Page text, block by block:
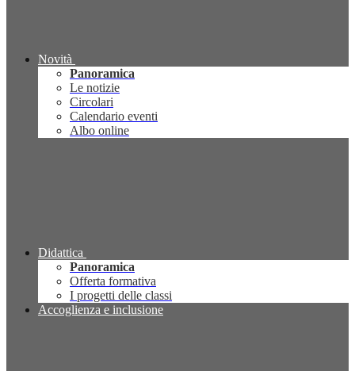
Novità
Panoramica
Le notizie
Circolari
Calendario eventi
Albo online
Didattica
Panoramica
Offerta formativa
I progetti delle classi
Accoglienza e inclusione